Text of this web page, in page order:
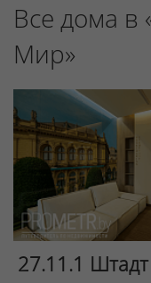
Все дома в
Мир»
27.11.1